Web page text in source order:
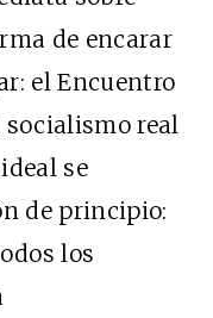
de encarar
el Encuentro
socialismo real
se
de principio:
los